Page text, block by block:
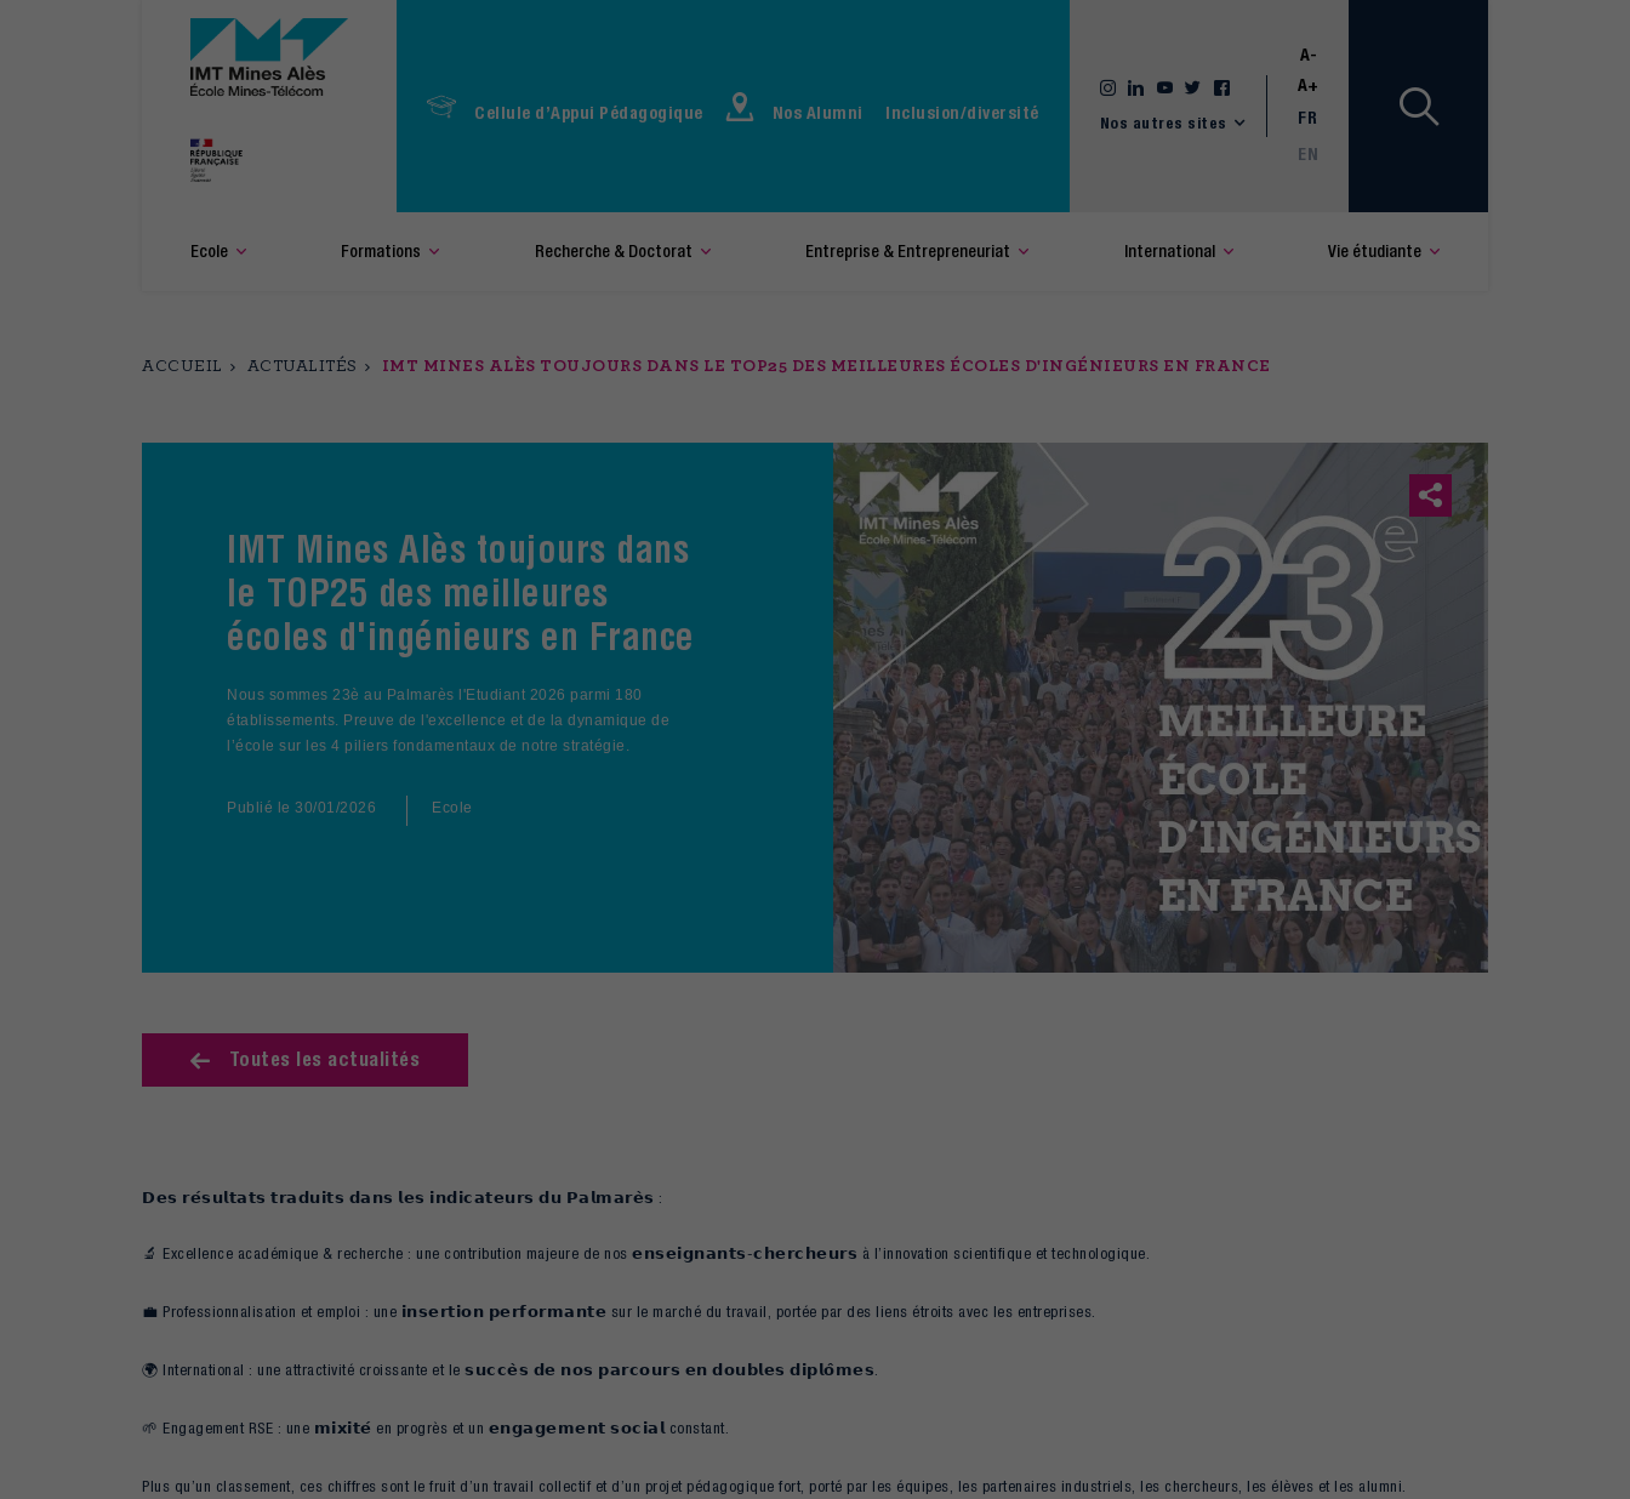
Cellule d’Appui Pédagogique Nos Alumni Inclusion/diversité
Nos autres sites
A-
A+
FR
EN
Ecole Formations Recherche & Doctorat Entreprise & Entrepreneuriat International Vie étudiante
ACCUEIL ACTUALITÉS IMT MINES ALÈS TOUJOURS DANS LE TOP25 DES MEILLEURES ÉCOLES D'INGÉNIEURS EN FRANCE
IMT Mines Alès toujours dans
le TOP25 des meilleures
écoles d'ingénieurs en France
Nous sommes 23è au Palmarès l'Etudiant 2026 parmi 180
établissements. Preuve de l'excellence et de la dynamique de
l’école sur les 4 piliers fondamentaux de notre stratégie.
Publié le 30/01/2026 Ecole
Toutes les actualités
𝗗𝗲𝘀 𝗿𝗲́𝘀𝘂𝗹𝘁𝗮𝘁𝘀 𝘁𝗿𝗮𝗱𝘂𝗶𝘁𝘀 𝗱𝗮𝗻𝘀 𝗹𝗲𝘀 𝗶𝗻𝗱𝗶𝗰𝗮𝘁𝗲𝘂𝗿𝘀 𝗱𝘂 𝗣𝗮𝗹𝗺𝗮𝗿𝗲̀𝘀 :
🔬 Excellence académique & recherche : une contribution majeure de nos 𝗲𝗻𝘀𝗲𝗶𝗴𝗻𝗮𝗻𝘁𝘀-𝗰𝗵𝗲𝗿𝗰𝗵𝗲𝘂𝗿𝘀 à l’innovation scientifique et technologique.
💼 Professionnalisation et emploi : une 𝗶𝗻𝘀𝗲𝗿𝘁𝗶𝗼𝗻 𝗽𝗲𝗿𝗳𝗼𝗿𝗺𝗮𝗻𝘁𝗲 sur le marché du travail, portée par des liens étroits avec les entreprises.
🌍 International : une attractivité croissante et le 𝘀𝘂𝗰𝗰𝗲̀𝘀 𝗱𝗲 𝗻𝗼𝘀 𝗽𝗮𝗿𝗰𝗼𝘂𝗿𝘀 𝗲𝗻 𝗱𝗼𝘂𝗯𝗹𝗲𝘀 𝗱𝗶𝗽𝗹𝗼̂𝗺𝗲𝘀.
🌱 Engagement RSE : une 𝗺𝗶𝘅𝗶𝘁𝗲́ en progrès et un 𝗲𝗻𝗴𝗮𝗴𝗲𝗺𝗲𝗻𝘁 𝘀𝗼𝗰𝗶𝗮𝗹 constant.
Plus qu’un classement, ces chiffres sont le fruit d’un travail collectif et d’un projet pédagogique fort, porté par les équipes, les partenaires industriels, les chercheurs, les élèves et les alumni.